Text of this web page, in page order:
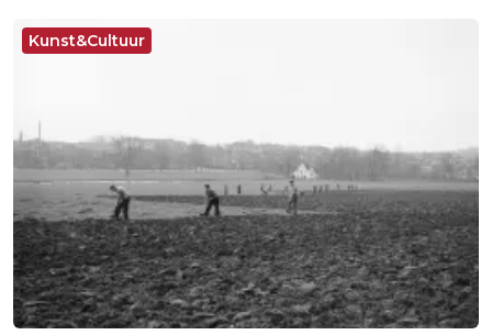
Kunst&Cultuur